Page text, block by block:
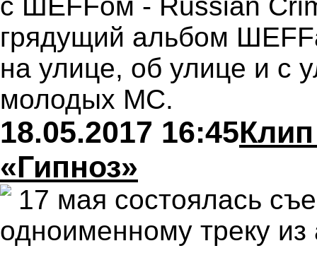
грядущий альбом
на улице, об улице и с
молодых МС.
18.05.2017 16:45
«Гипноз»
17 мая состоялась
одноименному треку